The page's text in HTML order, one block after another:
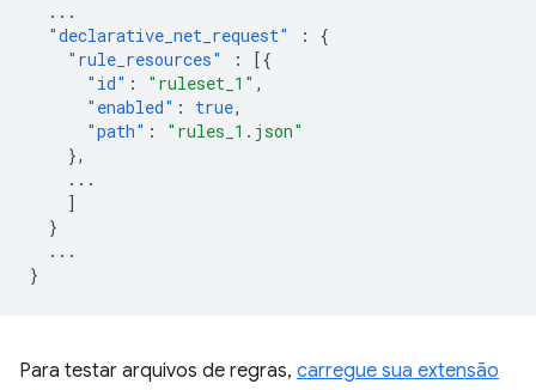
...
"declarative_net_request"
:
{
"rule_resources"
:
[{
"id" : "ruleset_1" ,
"enabled" : true,
"path" :
"rules_1.json"
},
...
]
}
...
}
Para testar arquivos de regras, carregue sua extensão